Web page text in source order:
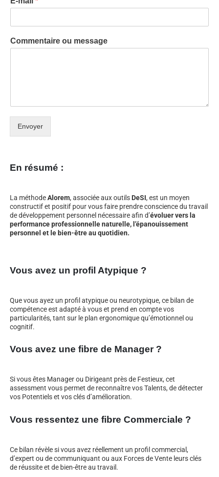
Commentaire ou message
Envoyer
En résumé :
La méthodeAlorem, associée aux outils DeSI, est un moyen
constructif et positif pour vous faire prendre conscience du travail
de développement personnel nécessaire afin d’évoluer vers la
performance professionnelle naturelle, l’épanouissement
personnel et le bien-être au quotidien.
Vous avez un profil Atypique ?
Que vous ayez un profil atypique ou neurotypique, ce bilan de
compétence est adapté à vous et prend en compte vos
particularités, tant sur le plan ergonomique qu’émotionnel ou
cognitif.
Vous avez une fibre de Manager ?
Si vous êtes Manager ou Dirigeant près de Festieux, cet
assessment vous permet de reconnaître vos Talents, de détecter
vos Potentiels et vos clés d’amélioration.
Vous ressentez une fibre Commerciale ?
Ce bilan révèle si vous avez réellement un profil commercial,
d’expert ou de communiquant ou aux Forces de Vente leurs clés
de réussite et de bien-être au travail.